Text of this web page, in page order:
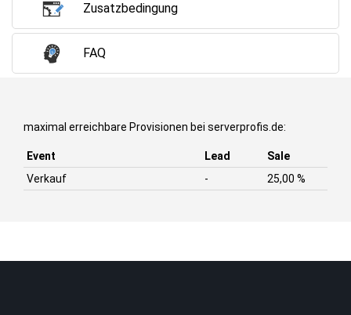
Zusatzbedingung
FAQ
maximal erreichbare Provisionen bei serverprofis.de:
Event Lead
Sale
Verkauf
- 25,00 %